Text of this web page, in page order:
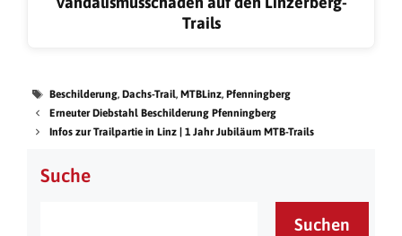
Trails
Beschilderung,Dachs-Trail,MTBLinz,Pfenningberg
Erneuter Diebstahl Beschilderung Pfenningberg
Infos zur Trailpartie in Linz | 1 Jahr Jubiläum MTB-Trails
Suche
Suchen